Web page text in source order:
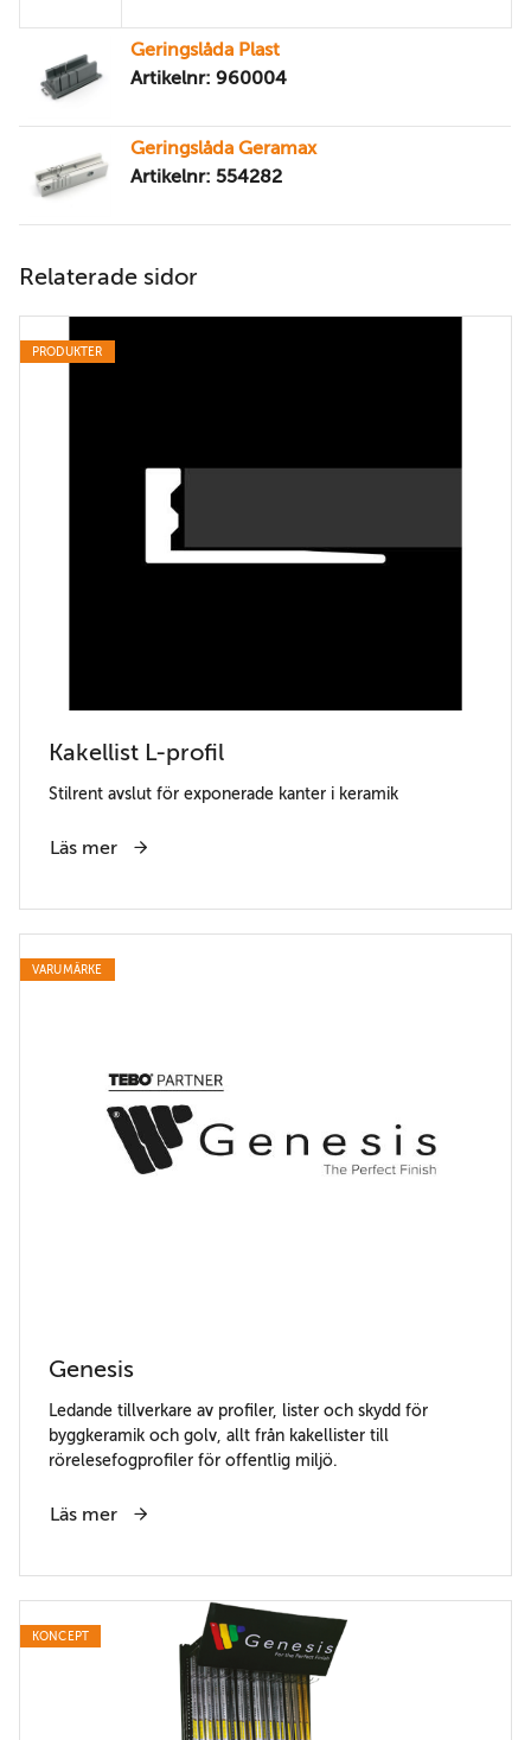
Geringslåda Plast
Artikelnr: 960004
Geringslåda Geramax
Artikelnr: 554282
Relaterade sidor
PRODUKTER
Kakellist L-profil
Stilrent avslut för exponerade kanter i keramik
Läs mer
VARUMÄRKE
Genesis
Ledande tillverkare av profiler, lister och skydd för
byggkeramik och golv, allt från kakellister till
rörelesefogprofiler för offentlig miljö.
Läs mer
KONCEPT